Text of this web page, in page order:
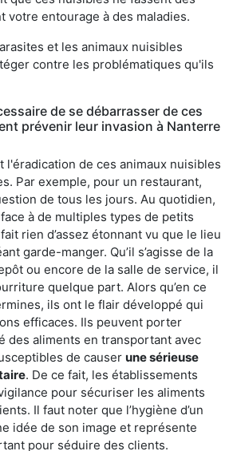
votre entourage à des maladies.
et les animaux nuisibles
contre les problématiques qu'ils
de se débarrasser de ces
prévenir leur invasion à Nanterre
l'éradication de ces animaux nuisibles
Par exemple, pour un restaurant,
de tous les jours. Au quotidien,
à de multiples types de petits
rien d’assez étonnant vu que le lieu
garde-manger. Qu’il s’agisse de la
ou encore de la salle de service, il
quelque part. Alors qu’en ce
ils ont le flair développé qui
efficaces. Ils peuvent porter
des aliments en transportant avec
de causer une sérieuse
. De ce fait, les établissements
pour sécuriser les aliments
Il faut noter que l’hygiène d’un
idée de son image et représente
pour séduire des clients.